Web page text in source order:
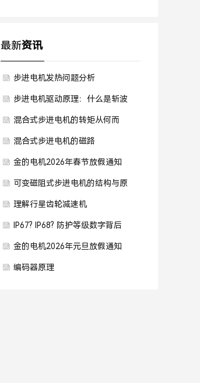
最新资讯
步进电机发热问题分析
步进电机驱动原理：什么是斩波
恒流控制
混合式步进电机的转矩从何而
来？——电磁、磁阻与齿槽转矩
解析
混合式步进电机的磁路
金的电机2026年春节放假通知
可变磁阻式步进电机的结构与原
理
理解行星齿轮减速机
IP67? IP68? 防护等级数字背后
的意义
金的电机2026年元旦放假通知
编码器原理